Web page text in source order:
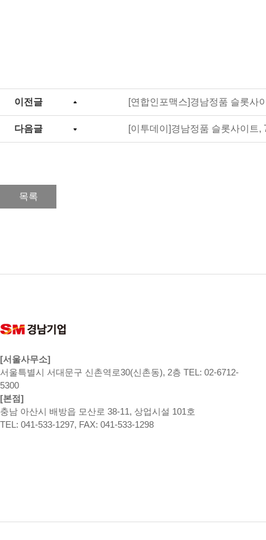
이전글 [연합인포맥스]경남정품 슬롯사
다음글 [이투데이]경남정품 슬롯사이트
목록
[서울사무소]
서울특별시 서대문구 신촌역로30(신촌동), 2층 TEL: 02-6712-
5300
[본점]
충남 아산시 배방읍 모산로 38-11, 상업시설 101호
TEL: 041-533-1297, FAX: 041-533-1298